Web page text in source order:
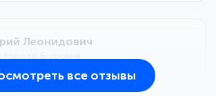
Леонидович
все отзывы